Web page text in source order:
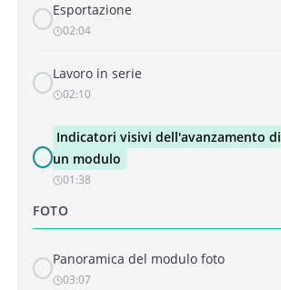
Esportazione
02:04
Lavoro in serie
02:10
Indicatori visivi dell'avanzamento di
un modulo
01:38
FOTO
Panoramica del modulo foto
03:07